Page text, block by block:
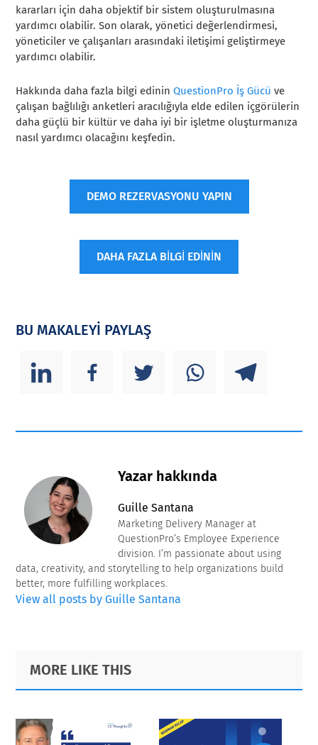
kararları için daha objektif bir sistem oluşturulmasına
yardımcı olabilir. Son olarak, yönetici değerlendirmesi,
yöneticiler ve çalışanları arasındaki iletişimi geliştirmeye
yardımcı olabilir.
Hakkında daha fazla bilgi edinin QuestionPro İş Gücü ve
çalışan bağlılığı anketleri aracılığıyla elde edilen içgörülerin
daha güçlü bir kültür ve daha iyi bir işletme oluşturmanıza
nasıl yardımcı olacağını keşfedin.
DEMO REZERVASYONU YAPIN
DAHA FAZLA BİLGİ EDİNİN
BU MAKALEYİ PAYLAŞ
Yazar hakkında
Guille Santana
Marketing Delivery Manager at
QuestionPro’s Employee Experience
division. I’m passionate about using
data, creativity, and storytelling to help organizations build
better, more fulfilling workplaces.
View all posts by Guille Santana
Primary
Sidebar
Footer
MORE LIKE THIS